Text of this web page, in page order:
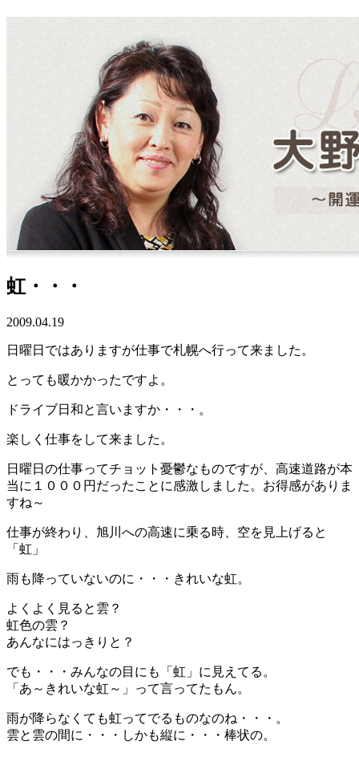
虹・・・
2009.04.19
日曜日ではありますが仕事で札幌へ行って来ました。
とっても暖かかったですよ。
ドライブ日和と言いますか・・・。
楽しく仕事をして来ました。
日曜日の仕事ってチョット憂鬱なものですが、高速道路が本
当に１０００円だったことに感激しました。お得感がありま
すね～
仕事が終わり、旭川への高速に乗る時、空を見上げると
「虹」
雨も降っていないのに・・・きれいな虹。
よくよく見ると雲？
虹色の雲？
あんなにはっきりと？
でも・・・みんなの目にも「虹」に見えてる。
「あ～きれいな虹～」って言ってたもん。
雨が降らなくても虹ってでるものなのね・・・。
雲と雲の間に・・・しかも縦に・・・棒状の。